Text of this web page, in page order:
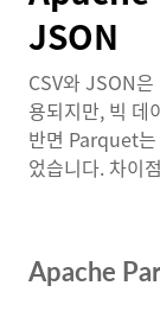
JSON
CSV와 JSON
용되지만, 빅 데
반면 Parquet는
었습니다. 차이
Apache